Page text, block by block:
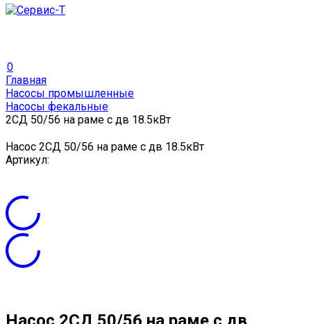
0
Главная
Насосы промышленные
Насосы фекальные
2СД 50/56 на раме с дв 18.5кВт
Насос 2СД 50/56 на раме с дв 18.5кВт
Артикул: